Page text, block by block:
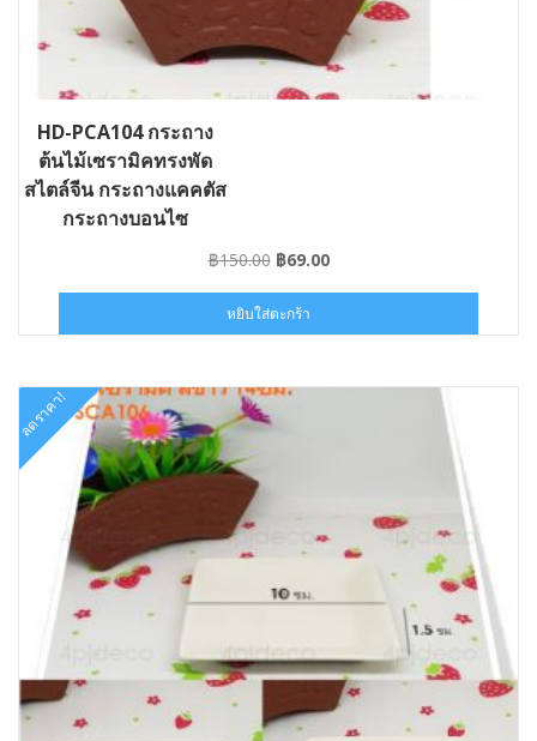
HD-PCA104 กระถาง
ต้นไม้เซรามิคทรงพัด
สไตล์จีน กระถางแคคตัส
กระถางบอนไซ
฿150.00 Original
was:
฿150.00.
฿69.00Current
฿69.00.
หยิบใส่ตะกร้า
ลดราคา!